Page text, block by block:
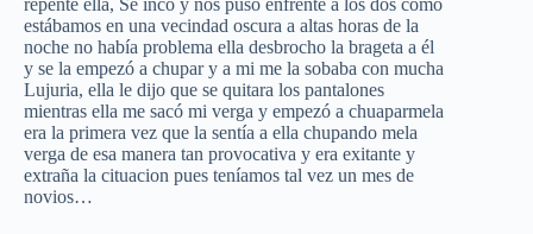
estábamos en una vecindad oscura a altas horas de la
noche no había problema ella desbrocho la brageta a él
y se la empezó a chupar y a mi me la sobaba con mucha
Lujuria, ella le dijo que se quitara los pantalones
mientras ella me sacó mi verga y empezó a chuaparmela
era la primera vez que la sentía a ella chupando mela
verga de esa manera tan provocativa y era exitante y
extraña la cituacion pues teníamos tal vez un mes de
novios…